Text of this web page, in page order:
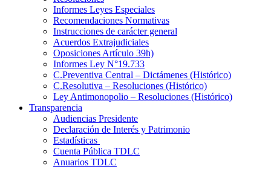
Informes Leyes Especiales
Recomendaciones Normativas
Instrucciones de carácter general
Acuerdos Extrajudiciales
Oposiciones Artículo 39h)
Informes Ley N°19.733
C.Preventiva Central – Dictámenes (Histórico)
C.Resolutiva – Resoluciones (Histórico)
Ley Antimonopolio – Resoluciones (Histórico)
Transparencia
Audiencias Presidente
Declaración de Interés y Patrimonio
Estadísticas
Cuenta Pública TDLC
Anuarios TDLC